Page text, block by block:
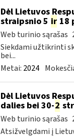
Dėl Lietuvos
straipsnio 5 ir18
Web turinio sąrašas
Siekdami užtikrinti
bei...
Metai: 2024
Dėl Lietuvos
dalies bei 30-2
Web turinio sąrašas
Atsižvelgdami į